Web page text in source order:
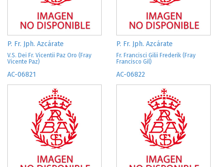
P. Fr. Jph. Azcárate
V.S. Dei Fr. Vicentii Paz Oro (Fray
Vicente Paz)
P. Fr. Jph. Azcárate
Fr. Francisci Gilii Frederik (Fray
Francisco Gil)
AC-06821 AC-06822